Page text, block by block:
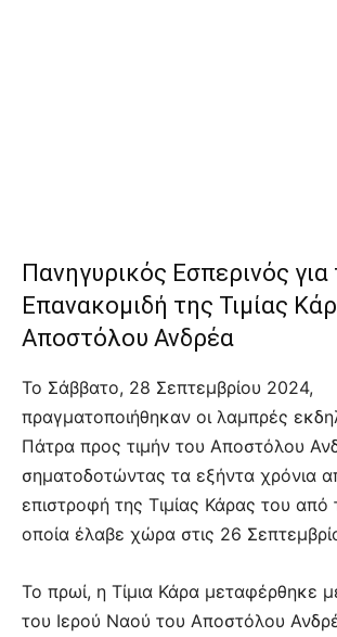
Πανηγυρικός Εσπερινός για
Επανακομιδή της Τιμίας
Αποστόλου Ανδρέα
Το Σάββατο, 28 Σεπτεμβρίου 2024,
πραγματοποιήθηκαν οι λαμπρές
Πάτρα προς τιμήν του Αποστόλου
σηματοδοτώντας τα εξήντα χρόνια
επιστροφή της Τιμίας Κάρας του
οποία έλαβε χώρα στις 26
Το πρωί, η Τίμια Κάρα μεταφέρθηκε
του Ιερού Ναού του Αποστόλου